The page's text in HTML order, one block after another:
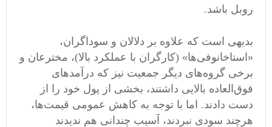
روبل باشد.
بدیهی است که علاوه بر دلالان و سوداگران،
«استاخانوفی‌ها» (کارگران با عملکرد بالا)، مخترعان و
برخی گروه‌های دیگر جمعیت نیز که درآمدهای
فوق‌العاده بالایی داشتند، بخشی از پول خود را از
دست دادند. اما با توجه به کاهش عمومی قیمت‌ها،
هرچند سودی نبردند، آسیب چندانی هم ندیدند